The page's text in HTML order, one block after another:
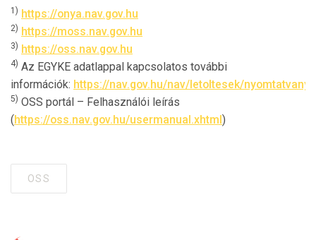
1) https://onya.nav.gov.hu
2) https://moss.nav.gov.hu
3) https://oss.nav.gov.hu
4) Az EGYKE adatlappal kapcsolatos további
információk: https://nav.gov.hu/nav/letoltesek/
5) OSS portál – Felhasználói leírás
(https://oss.nav.gov.hu/usermanual.xhtml)
OSS